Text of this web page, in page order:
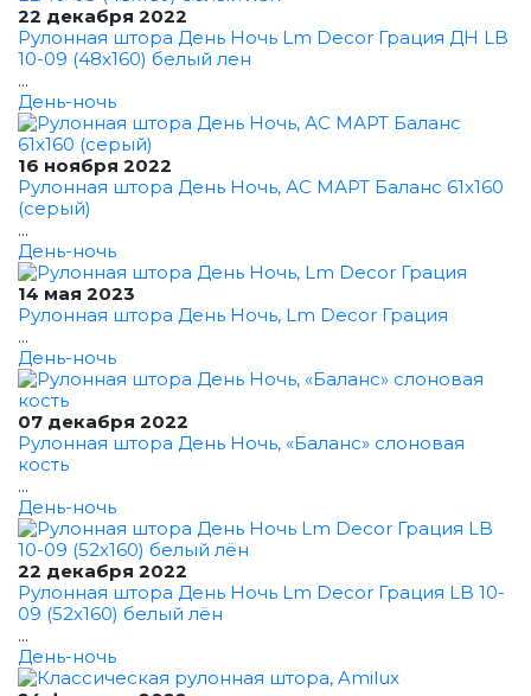
22 декабря 2022
Рулонная штора День Ночь Lm Decor Грация ДН LB
10-09 (48x160) белый лен
...
День-ночь
16 ноября 2022
Рулонная штора День Ночь, АС МАРТ Баланс 61x160
(серый)
...
День-ночь
14 мая 2023
Рулонная штора День Ночь, Lm Decor Грация
...
День-ночь
07 декабря 2022
Рулонная штора День Ночь, «Баланс» слоновая
кость
...
День-ночь
22 декабря 2022
Рулонная штора День Ночь Lm Decor Грация LB 10-
09 (52x160) белый лён
...
День-ночь